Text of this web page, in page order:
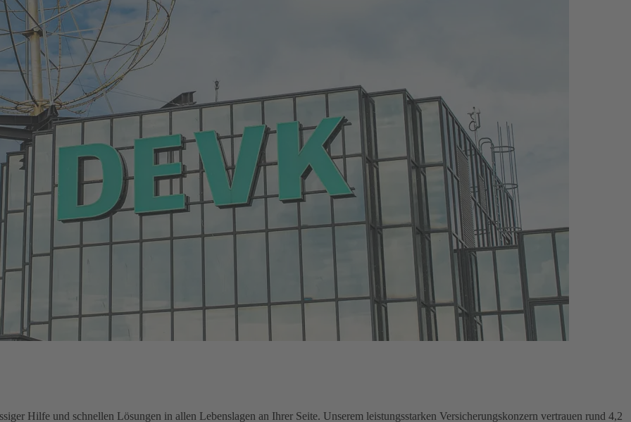
Hilfe und schnellen Lösungen in allen Lebenslagen an Ihrer Seite. Unserem leistungsstarken Versicherungskonzern vertrauen rund 4,2